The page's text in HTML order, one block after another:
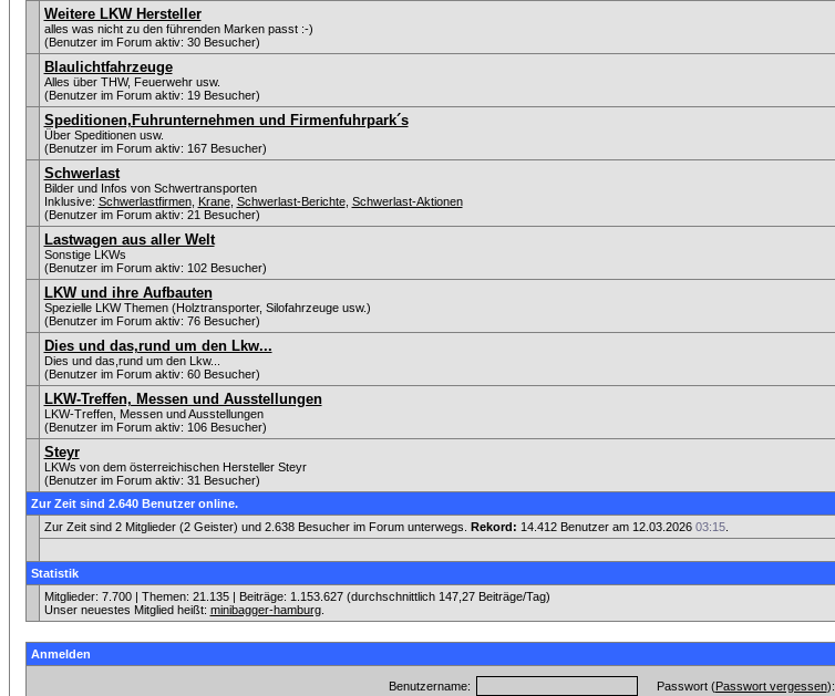
Weitere LKW Hersteller
alles was nicht zu den führenden Marken passt :-)
(Benutzer im Forum aktiv: 30 Besucher)
Blaulichtfahrzeuge
Alles über THW, Feuerwehr usw.
(Benutzer im Forum aktiv: 19 Besucher)
Speditionen,Fuhrunternehmen und Firmenfuhrpark´s
Über Speditionen usw.
(Benutzer im Forum aktiv: 167 Besucher)
Schwerlast
Bilder und Infos von Schwertransporten
Inklusive: Schwerlastfirmen, Krane, Schwerlast-Berichte, Schwerlast-Aktionen
(Benutzer im Forum aktiv: 21 Besucher)
Lastwagen aus aller Welt
Sonstige LKWs
(Benutzer im Forum aktiv: 102 Besucher)
LKW und ihre Aufbauten
Spezielle LKW Themen (Holztransporter, Silofahrzeuge usw.)
(Benutzer im Forum aktiv: 76 Besucher)
Dies und das,rund um den Lkw...
Dies und das,rund um den Lkw...
(Benutzer im Forum aktiv: 60 Besucher)
LKW-Treffen, Messen und Ausstellungen
LKW-Treffen, Messen und Ausstellungen
(Benutzer im Forum aktiv: 106 Besucher)
Steyr
LKWs von dem österreichischen Hersteller Steyr
(Benutzer im Forum aktiv: 31 Besucher)
Zur Zeit sind 2.640 Benutzer online.
Zur Zeit sind 2 Mitglieder (2 Geister) und 2.638 Besucher im Forum unterwegs. Rekord: 14.412 Benutzer am 12.03.2026 03:15.
Statistik
Mitglieder: 7.700 | Themen: 21.135 | Beiträge: 1.153.627 (durchschnittlich 147,27 Beiträge/Tag)
Unser neuestes Mitglied heißt: minibagger-hamburg.
Anmelden
Benutzername: Passwort (Passwort vergessen):